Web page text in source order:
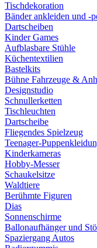
Tischdekoration
Bänder ankleiden und -
Dartscheiben
Kinder Games
Aufblasbare Stühle
Küchentextilien
Bastelkits
Bühne Fahrzeuge &
Designstudio
Schnullerketten
Tischleuchten
Dartscheibe
Fliegendes Spielzeug
Teenager-
Kinderkameras
Hobby-Messer
Schaukelsitze
Waldtiere
Berühmte Figuren
Dias
Sonnenschirme
Ballonaufhänger und
Spaziergang Autos